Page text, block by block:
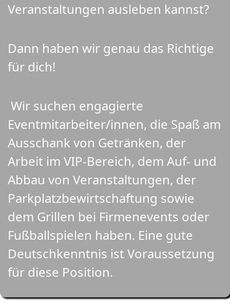
Veranstaltungen ausleben kannst?
Dann haben wir genau das Richtige
für dich!
Wir suchen engagierte
Eventmitarbeiter/innen, die Spaß am
Ausschank von Getränken, der
Arbeit im VIP-Bereich, dem Auf- und
Abbau von Veranstaltungen, der
Parkplatzbewirtschaftung sowie
dem Grillen bei Firmenevents oder
Fußballspielen haben. Eine gute
Deutschkenntnis ist Voraussetzung
für diese Position.